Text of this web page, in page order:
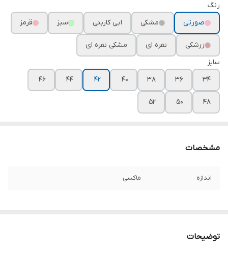
رنگ
صورتی
مشکی ابی کاربنی سبز قرمز
زرشکی نقره ای
مشکی نقره ای
سایز
۳۴
۳۶ ۳۸ ۴۰ ۴۲ ۴۴ ۴۶
۴۸ ۵۰ ۵۲
مشخصات
اندازه ماکسی
توضیحات